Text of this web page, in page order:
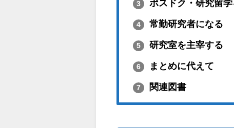
3 ポスドク・研究留
4 常勤研究者になる
5 研究室を主宰する
6 まとめに代えて
7 関連図書